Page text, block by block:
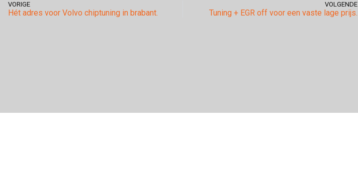
VORIGE
Hét adres voor Volvo chiptuning in brabant.
VOLGENDE
Tuning + EGR off voor een vaste lage prijs.